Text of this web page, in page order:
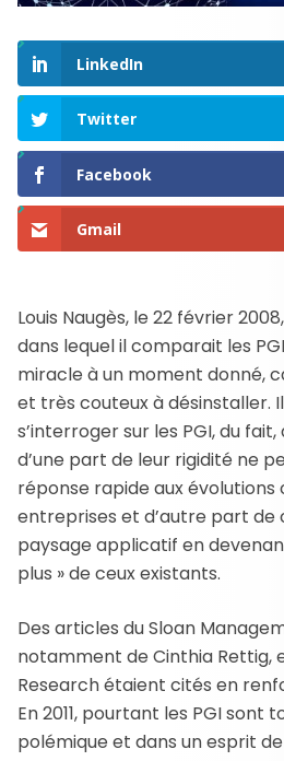
LinkedIn
Twitter
Facebook
Gmail
Louis Naugès, le 22 février
dans lequel il comparait les
miracle à un moment donné,
et très couteux à désinstaller.
s’interroger sur les PGI, du
d’une part de leur rigidité ne
réponse rapide aux
entreprises et d’autre part de
paysage applicatif en
plus » de ceux existants.
Des articles du Sloan
notamment de Cinthia Rettig,
Research étaient cités en
En 2011, pourtant les PGI sont
polémique et dans un esprit